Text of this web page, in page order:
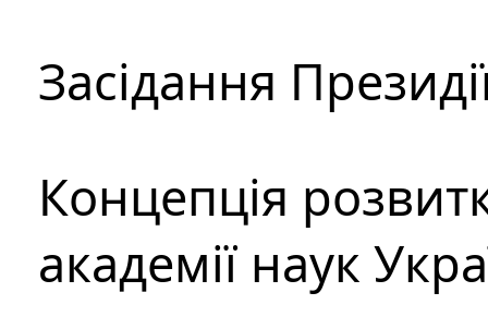
Засідання
Концепція
академії наук